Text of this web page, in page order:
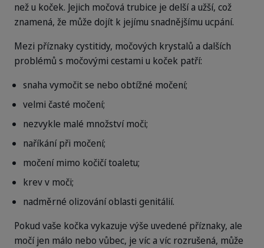
než u koček. Jejich močová trubice je delší a užší, což
znamená, že může dojít k jejímu snadnějšímu ucpání.
Mezi příznaky cystitidy, močových krystalů a dalších
problémů s močovými cestami u koček patří:
snaha vymočit se nebo obtížné močení;
velmi časté močení;
nezvykle malé množství moči;
naříkání při močení;
močení mimo kočičí toaletu;
krev v moči;
nadměrné olizování oblasti genitálií.
Pokud vaše kočka vykazuje výše uvedené příznaky, ale
močí jen málo nebo vůbec, je víc a víc rozrušená, může